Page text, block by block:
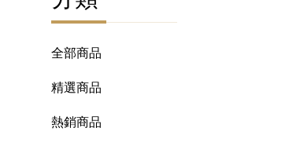
全部商品
精選商品
熱銷商品